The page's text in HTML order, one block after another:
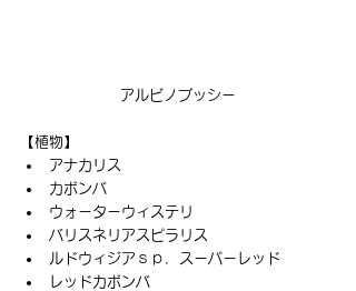
アルビノブッシー
【植物】
アナカリス
カボンバ
ウォーターウィステリ
バリスネリアスピラリス
ルドウィジアｓｐ．スーパーレッド
レッドカボンバ